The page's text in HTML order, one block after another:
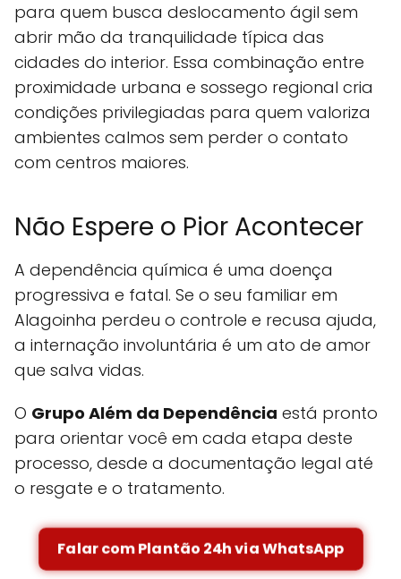
para quem busca deslocamento ágil sem
abrir mão da tranquilidade típica das
cidades do interior. Essa combinação entre
proximidade urbana e sossego regional cria
condições privilegiadas para quem valoriza
ambientes calmos sem perder o contato
com centros maiores.
Não Espere o Pior Acontecer
A dependência química é uma doença
progressiva e fatal. Se o seu familiar em
Alagoinha perdeu o controle e recusa ajuda,
a internação involuntária é um ato de amor
que salva vidas.
O Grupo Além da Dependência está pronto
para orientar você em cada etapa deste
processo, desde a documentação legal até
o resgate e o tratamento.
Falar com Plantão 24h via WhatsApp